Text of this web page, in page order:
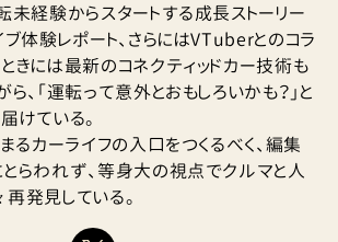
未経験からスタートする成長ストーリー
ブ体験レポート、さらにはVTuberとのコラ
きには最新のコネクティッドカー技術も
ら、「運転って意外とおもしろいかも？」と
けている。
るカーライフの入口をつくるべく、編集
らわれず、等身大の視点でクルマと人
発見している。